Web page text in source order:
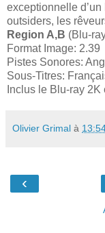
exceptionnelle
outsiders, les
Region A,B (Blu-
Format Image: 2.39
Pistes Sonores:
Sous-Titres:
Inclus le Blu-ray
Olivier Grimal à
‹